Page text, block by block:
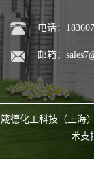
电话：
邮箱：
箴德化工科技（上海
术支